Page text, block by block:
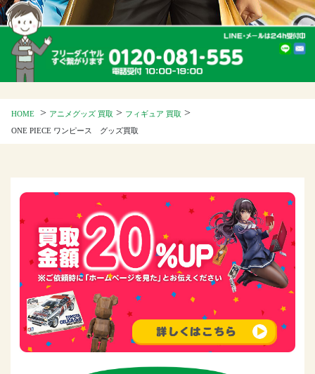
HOME > アニメグッズ 買取 > フィギュア 買取 >
ONE PIECE ワンピース グッズ買取